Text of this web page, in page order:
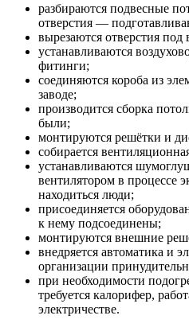
разбираются подвесные
отверстия —
вырезаются отверстия под
устанавливаются
фитинги;
соединяются короба из
заводе;
производится сборка
были;
монтируются решётки и
собирается
устанавливаются
вентилятором в процессе
находиться люди;
присоединяется
к нему подсоединены;
монтируются внешние
внедряется автоматика и
организации
при необходимости
требуется калорифер,
электричестве.